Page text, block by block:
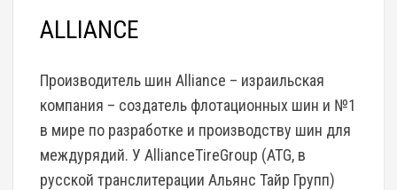
ALLIANCE
Производитель шин Alliance – израильская
компания – создатель флотационных шин и №1
в мире по разработке и производству шин для
междурядий. У AllianceTireGroup (ATG, в
русской транслитерации Альянс Тайр Групп)